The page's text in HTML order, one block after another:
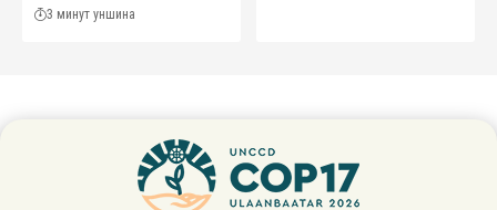
3 минут уншина